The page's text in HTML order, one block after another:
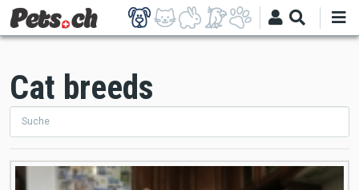
Direkt
zum
Inhalt
Cat breeds